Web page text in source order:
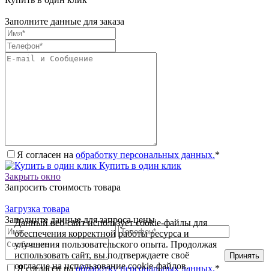
Заполните данные для заказа
Я согласен на обработку персональных данных.*
Купить в один клик
Закрыть окно
Запросить стоимость товара
Загрузка товара
Заполните данные для запроса цены
Я согласен наобработку персональных данных.*
Данный веб-сайт использует cookie-файлы для
обеспечения корректной работы ресурса и
улучшения пользовательского опыта. Продолжая
использовать сайт, вы подтверждаете своё
согласие на использование cookie-файлов.
Принять